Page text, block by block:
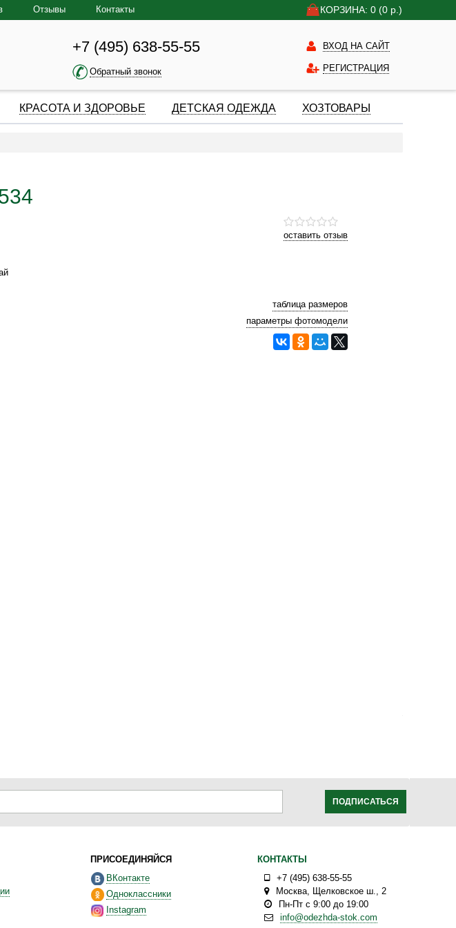
КОРЗИНА: 0 (0 р.)
Отзывы Контакты
+7 (495) 638-55-55
Обратный звонок
ВХОД НА САЙТ
РЕГИСТРАЦИЯ
КРАСОТА И ЗДОРОВЬЕ ДЕТСКАЯ ОДЕЖДА ХОЗТОВАРЫ
оставить отзыв
таблица размеров
параметры фотомодели
ПОДПИСАТЬСЯ
ПРИСОЕДИНЯЙСЯ
ВКонтакте
Одноклассники
Instagram
КОНТАКТЫ
+7 (495) 638-55-55
Москва, Щелковское ш., 2
Пн-Пт с 9:00 до 19:00
info@odezhda-stok.com